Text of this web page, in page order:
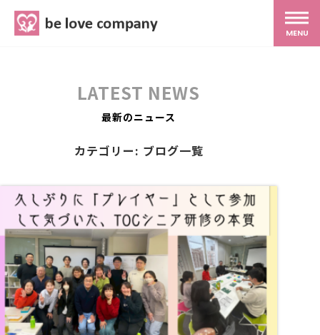
MENU
MG研修
スタッフ紹介
最新ブログ
LATEST NEWS
最新のニュース
カテゴリー: ブログ一覧